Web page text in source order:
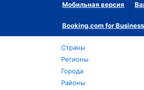
Мобильная версия
Booking.com for Business
Страны
Регионы
Города
Районы